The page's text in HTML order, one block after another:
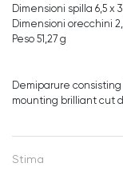
Dimensioni spilla 6,5 x
Dimensioni orecchini
Peso 51,27 g
Demiparure
mounting brilliant cut
Stima